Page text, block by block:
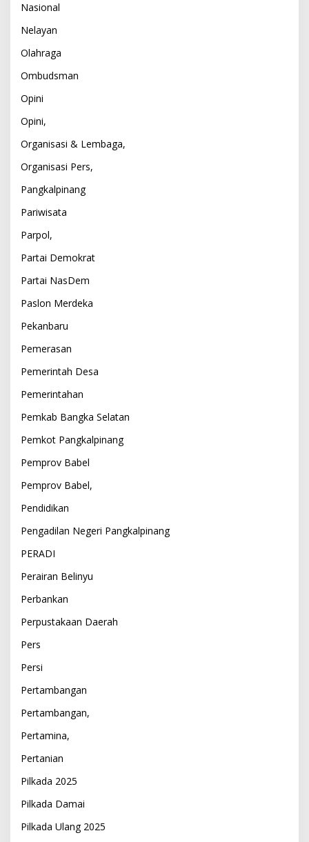
Nasional
Nelayan
Olahraga
Ombudsman
Opini
Opini,
Organisasi & Lembaga,
Organisasi Pers,
Pangkalpinang
Pariwisata
Parpol,
Partai Demokrat
Partai NasDem
Paslon Merdeka
Pekanbaru
Pemerasan
Pemerintah Desa
Pemerintahan
Pemkab Bangka Selatan
Pemkot Pangkalpinang
Pemprov Babel
Pemprov Babel,
Pendidikan
Pengadilan Negeri Pangkalpinang
PERADI
Perairan Belinyu
Perbankan
Perpustakaan Daerah
Pers
Persi
Pertambangan
Pertambangan,
Pertamina,
Pertanian
Pilkada 2025
Pilkada Damai
Pilkada Ulang 2025